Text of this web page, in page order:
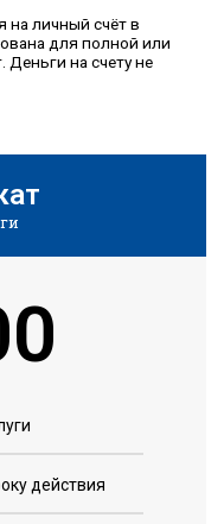
на личный счёт в
для полной или
Деньги на счету не
действия